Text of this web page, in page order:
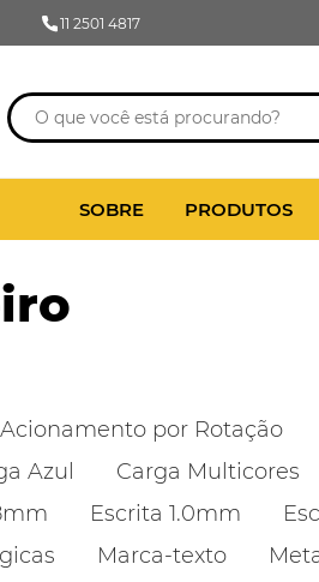
11 2501 4817
SOBRE PRODUTOS
Acionamento por Rotação
Azul Carga Multicores
Escrita 1.0mm
Marca-texto